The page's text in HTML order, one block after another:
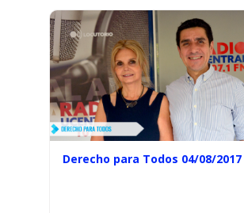
Derecho para Todos 04/08/2017